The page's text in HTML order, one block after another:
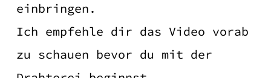
einbringen.
Ich empfehle dir das Video vorab
zu schauen bevor du mit der